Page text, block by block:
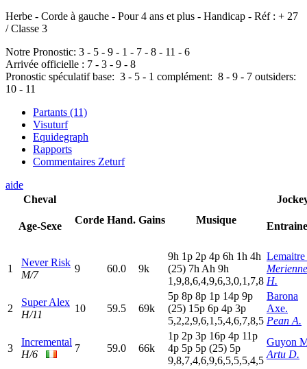
Herbe - Corde à gauche - Pour 4 ans et plus - Handicap - Réf : + 27
/ Classe 3
Notre Pronostic: 3 - 5 - 9 - 1 - 7 - 8 - 11 - 6
Arrivée officielle : 7 - 3 - 9 - 8
Pronostic spéculatif base: 3 - 5 - 1 complément: 8 - 9 - 7 outsiders:
10 - 11
Partants (11)
Visuturf
Equidegraph
Rapports
Commentaires Zeturf
aide
Cheval
Age-Sexe
Corde Hand. Gains Musique
1
Never Risk
M/7
9 60.0 9k
9h 1p 2p 4p 6h 1h 4h
(25) 7h Ah 9h
1,9,8,6,4,9,6,3,0,1,7,8
Merienne
H.
2
Super Alex
H/11
10 59.5 69k
5p 8p 8p 1p 14p 9p
(25) 15p 6p 4p 3p
5,2,2,9,6,1,5,4,6,7,8,5
Barona
Axe.
Pean A.
3
Incremental
H/6
7 59.0 66k
1p 2p 3p 16p 4p 11p
4p 5p 5p (25) 5p
9,8,7,4,6,9,6,5,5,5,4,5
Guyon
Artu D.